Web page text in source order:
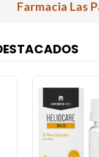
Farmacia Las